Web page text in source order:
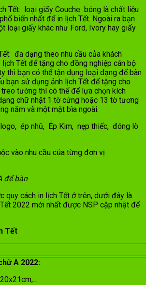
Tết: loại giấy Couche bóng là chất liệu
biến nhất để in lịch Tết. Ngoài ra bạn
loại giấy khác như Ford, Ivory hay giấy
đa dạng theo nhu cầu của khách
lịch Tết để tặng cho đồng nghiệp cán bộ
thì bạn có thể tận dụng loại dạng để bàn
bạn sử dụng ảnh lịch Tết để tặng cho
treo tường thì có thể để lựa chọn kích
chữ nhật 1 tờ cứng hoặc 13 tờ tương
năm và một mặt bìa ngoài.
ép nhũ, Ép Kim, nẹp thiếc, đóng lò
vào nhu cầu của từng đơn vị
để bàn
quy cách in lịch Tết ở trên, dưới đây là
2022 mới nhất được NSP cập nhật để
Tết
A 2022: